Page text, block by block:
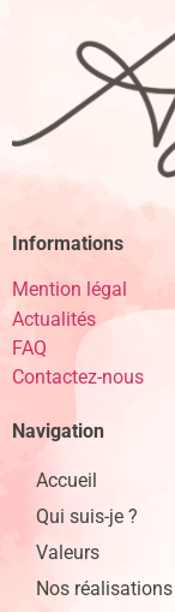
Informations
Mention légal
Actualités
FAQ
Contactez-nous
Navigation
Accueil
Qui suis-je ?
Valeurs
Nos réalisations